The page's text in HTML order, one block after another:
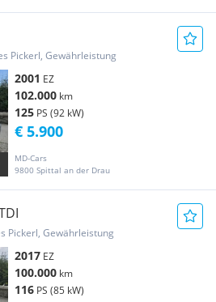
Pickerl, Gewährleistung
2001 EZ
102.000 km
125 PS (92 kW)
MD-Cars
9800 Spittal an der Drau
€ 5.900
Pickerl, Gewährleistung
2017 EZ
100.000 km
116 PS (85 kW)